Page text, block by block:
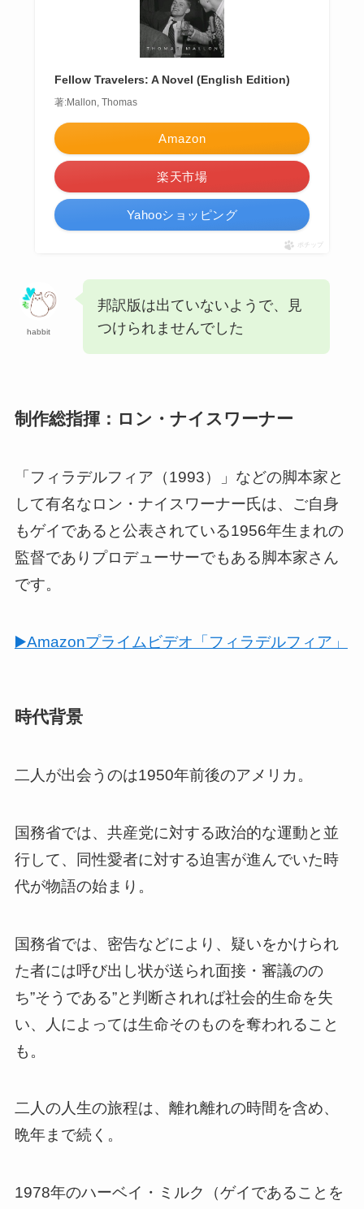
Fellow Travelers: A Novel (English Edition)
著:Mallon, Thomas
Amazon
楽天市場
Yahooショッピング
ポチップ
habbit
邦訳版は出ていないようで、見
つけられませんでした
制作総指揮：ロン・ナイスワーナー
「フィラデルフィア（1993）」などの脚本家と
して有名なロン・ナイスワーナー氏は、ご自身
もゲイであると公表されている1956年生まれの
監督でありプロデューサーでもある脚本家さん
です。
▶️Amazonプライムビデオ「フィラデルフィア」
時代背景
二人が出会うのは1950年前後のアメリカ。
国務省では、共産党に対する政治的な運動と並
行して、同性愛者に対する迫害が進んでいた時
代が物語の始まり。
国務省では、密告などにより、疑いをかけられ
た者には呼び出し状が送られ面接・審議のの
ち”そうである”と判断されれば社会的生命を失
い、人によっては生命そのものを奪われること
も。
二人の人生の旅程は、離れ離れの時間を含め、
晩年まで続く。
1978年のハーベイ・ミルク（ゲイであることを